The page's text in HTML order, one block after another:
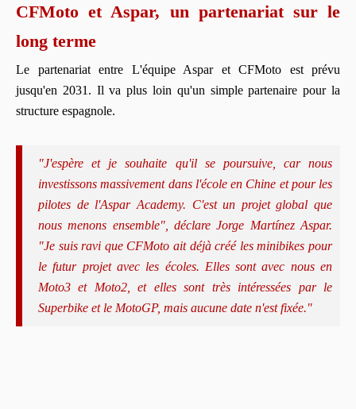
CFMoto et Aspar, un partenariat sur le
long terme
Le partenariat entre L'équipe Aspar et CFMoto est prévu
jusqu'en 2031. Il va plus loin qu'un simple partenaire pour la
structure espagnole.
"J'espère et je souhaite qu'il se poursuive, car nous
investissons massivement dans l'école en Chine et pour les
pilotes de l'Aspar Academy. C'est un projet global que
nous menons ensemble", déclare Jorge Martínez Aspar.
"Je suis ravi que CFMoto ait déjà créé les minibikes pour
le futur projet avec les écoles. Elles sont avec nous en
Moto3 et Moto2, et elles sont très intéressées par le
Superbike et le MotoGP, mais aucune date n'est fixée."